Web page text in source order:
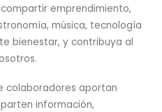
Top
emprendimiento,
música, tecnología
bienestar, y contribuya al
colaboradores aportan
información,